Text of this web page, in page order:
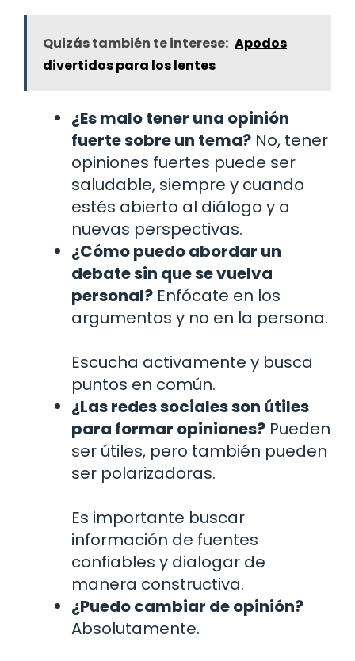
Quizás también te interese: Apodos
divertidos para los lentes
¿Es malo tener una opinión
fuerte sobre un tema? No, tener
opiniones fuertes puede ser
saludable, siempre y cuando
estés abierto al diálogo y a
nuevas perspectivas.
¿Cómo puedo abordar un
debate sin que se vuelva
personal? Enfócate en los
argumentos y no en la persona.
Escucha activamente y busca
puntos en común.
¿Las redes sociales son útiles
para formar opiniones? Pueden
ser útiles, pero también pueden
ser polarizadoras.
Es importante buscar
información de fuentes
confiables y dialogar de
manera constructiva.
¿Puedo cambiar de opinión?
Absolutamente.